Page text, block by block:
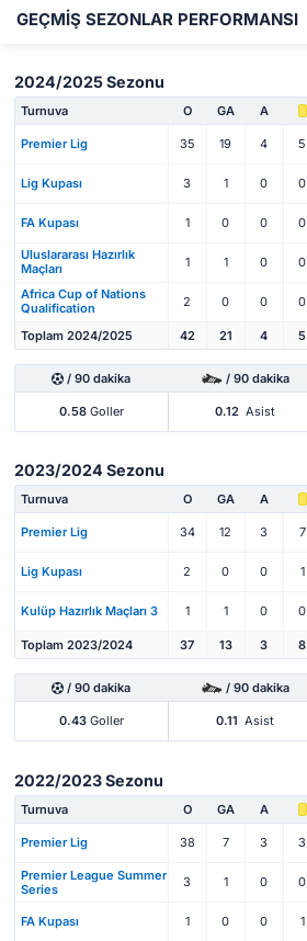
GEÇMİŞ SEZONLAR PERFORMANSI
2024/2025 Sezonu
Turnuva O GA A
Premier Lig 35 19 4 5
Lig Kupası 3 1 0 0
FA Kupası 1 0 0 0
Uluslararası Hazırlık
Maçları
1 1 0 0
Africa Cup of Nations
Qualification
2 0 0 0
Toplam 2024/2025 42 21 4 5
/ 90 dakika / 90 dakika
0.58Goller 0.12 Asist
2023/2024 Sezonu
Turnuva O GA A
Premier Lig 34 12 3 7
Lig Kupası 2 0 0 1
Kulüp Hazırlık Maçları 3 1 1 0 0
Toplam 2023/2024 37 13 3 8
/ 90 dakika / 90 dakika
0.43Goller 0.11 Asist
2022/2023 Sezonu
Turnuva O GA A
Premier Lig 38 7 3 3
Premier League Summer
Series
3 1 0 0
FA Kupası 1 0 0 1